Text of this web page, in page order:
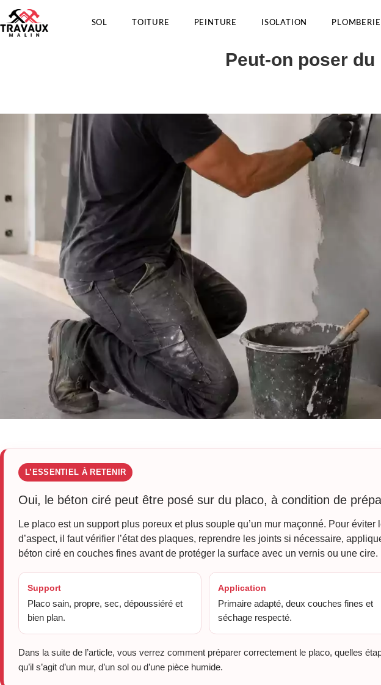
SOL TOITURE PEINTURE ISOLATION PLOMBERIE
Peut-on poser
L’ESSENTIEL À RETENIR
Oui, le béton ciré peut être posé sur du placo, à condition de
Le placo est un support plus poreux et plus souple qu’un mur maçonné. Pour
d’aspect, il faut vérifier l’état des plaques, reprendre les joints si nécessaire,
béton ciré en couches fines avant de protéger la surface avec un vernis ou une cire.
Support
Placo sain, propre, sec, dépoussiéré et
bien plan.
Application
Primaire adapté, deux couches fines et
séchage respecté.
Dans la suite de l’article, vous verrez comment préparer correctement le placo, quelles
qu’il s’agit d’un mur, d’un sol ou d’une pièce humide.